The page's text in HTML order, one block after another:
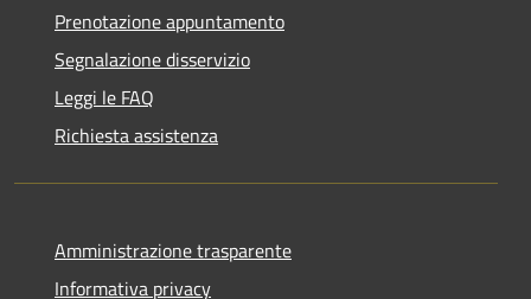
Prenotazione appuntamento
Segnalazione disservizio
Leggi le FAQ
Richiesta assistenza
Amministrazione trasparente
Informativa privacy